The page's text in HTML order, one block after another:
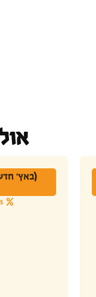
5 אלכוהול